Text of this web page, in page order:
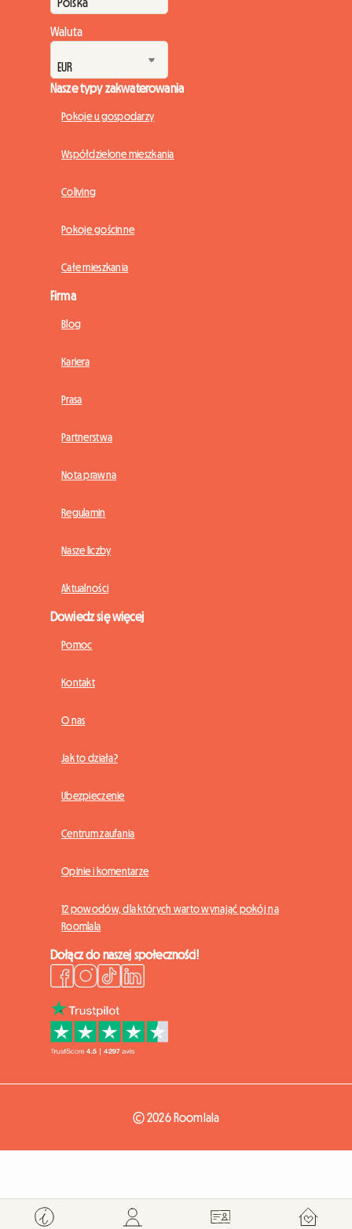
Waluta
Nasze typy zakwaterowania
Pokoje u gospodarzy
Współdzielone mieszkania
Coliving
Pokoje gościnne
Całe mieszkania
Firma
Blog
Kariera
Prasa
Partnerstwa
Nota prawna
Regulamin
Nasze liczby
Aktualności
Dowiedz się więcej
Pomoc
Kontakt
O nas
Jak to działa?
Ubezpieczenie
Centrum zaufania
Opinie i komentarze
12 powodów, dla których warto wynająć pokój na
Roomlala
Dołącz do naszej społeczności!
© 2026 Roomlala